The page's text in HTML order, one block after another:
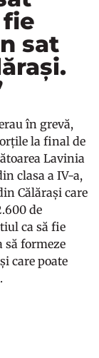
sat
în grevă,
la final de
Lavinia
clasa a IV-a,
Călărași care
de
ca să fie
să formeze
care poate